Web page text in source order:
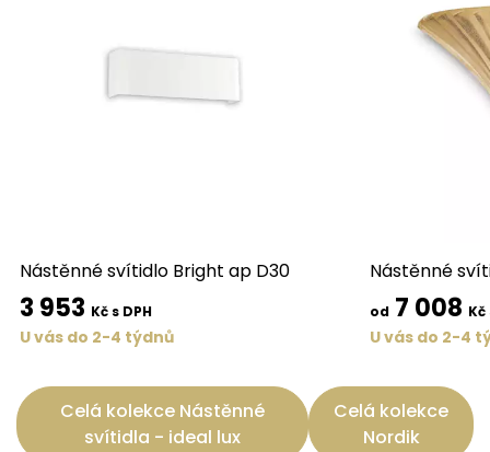
Nástěnné svítidlo Bright ap D30
3 953 Kč s DPH
U vás do 2-4 týdnů
Nástěnné
od 7 008 Kč
U vás do 2-4
Celá kolekce Nástěnné
svítidla - ideal lux
Celá kolekce
Nordik